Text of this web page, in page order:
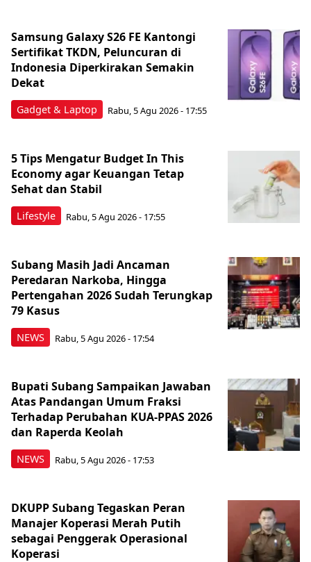
Gadget & Laptop
Samsung Galaxy S26 FE Kantongi
Sertifikat TKDN, Peluncuran di
Indonesia Diperkirakan Semakin
Dekat
Rabu, 5 Agu 2026 - 17:55
Lifestyle
5 Tips Mengatur Budget In This
Economy agar Keuangan Tetap
Sehat dan Stabil
Rabu, 5 Agu 2026 - 17:55
NEWS
Subang Masih Jadi Ancaman
Peredaran Narkoba, Hingga
Pertengahan 2026 Sudah Terungkap
79 Kasus
Rabu, 5 Agu 2026 - 17:54
NEWS
Bupati Subang Sampaikan Jawaban
Atas Pandangan Umum Fraksi
Terhadap Perubahan KUA-PPAS 2026
dan Raperda Keolah
Rabu, 5 Agu 2026 - 17:53
DKUPP Subang Tegaskan Peran
Manajer Koperasi Merah Putih
sebagai Penggerak Operasional
Koperasi